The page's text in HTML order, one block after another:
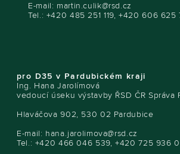
E-mail: martin.culik@rsd.cz
Tel.: +420 485 251 119, +420 606 625
pro D35 v Pardubickém kraji
Ing. Hana Jarolímová
vedoucí úseku výstavby ŘSD ČR Správa
Hlaváčova 902, 530 02 Pardubice
E-mail: hana.jarolimova@rsd.cz
Tel.: +420 466 046 539, +420 725 936